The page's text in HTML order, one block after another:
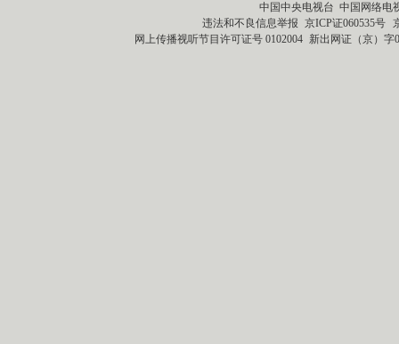
中国中央电视台 中国网络电
违法和不良信息举报 京ICP证060535号
网上传播视听节目许可证号 0102004 新出网证（京）